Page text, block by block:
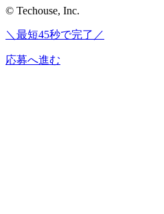
© Techouse, Inc.
＼最短45秒で完了／
応募へ進む